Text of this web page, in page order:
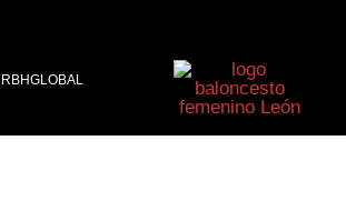
RBHGLOBAL